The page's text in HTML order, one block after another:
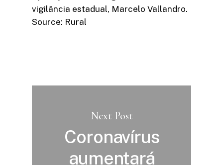
vigilância estadual, Marcelo Vallandro.
Source: Rural
Next Post
Coronavírus
aumentará